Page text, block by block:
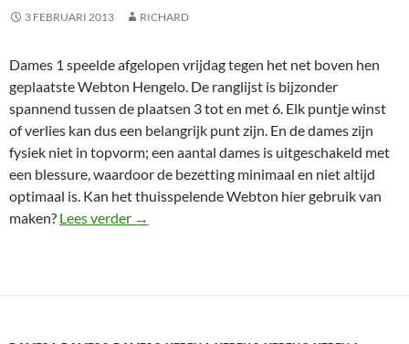
3 FEBRUARI 2013 RICHARD
Dames 1 speelde afgelopen vrijdag tegen het net boven hen
geplaatste Webton Hengelo. De ranglijst is bijzonder
spannend tussen de plaatsen 3 tot en met 6. Elk puntje winst
of verlies kan dus een belangrijk punt zijn. En de dames zijn
fysiek niet in topvorm; een aantal dames is uitgeschakeld met
een blessure, waardoor de bezetting minimaal en niet altijd
optimaal is. Kan het thuisspelende Webton hier gebruik van
maken? Lees verder Opmars Dames 1
→